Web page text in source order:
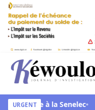
Aller au contenu
Kéwoulo, le premier
URGENT
face à la Senelec